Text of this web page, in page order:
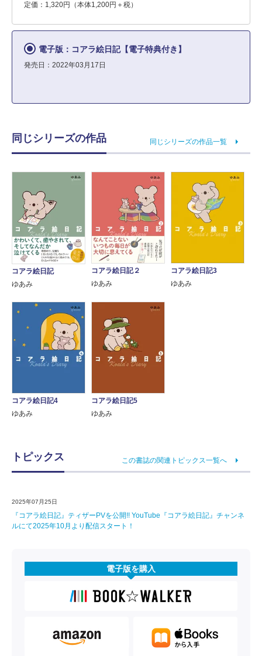
定価：1,320円（本体1,200円＋税）
電子版：コアラ絵日記【電子特典付き】
発売日：2022年03月17日
同じシリーズの作品 同じシリーズの作品一覧
コアラ絵日記
ゆあみ
コアラ絵日記２
ゆあみ
コアラ絵日記3
ゆあみ
コアラ絵日記4
ゆあみ
コアラ絵日記5
ゆあみ
トピックス この書誌の関連トピックス一覧へ
2025年07月25日
『コアラ絵日記』ティザーPVを公開!! YouTube『コアラ絵日記』チャンネ
ルにて2025年10月より配信スタート！
電子版を購入